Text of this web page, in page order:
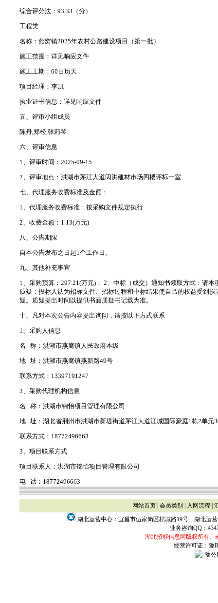
综合评分法：93.33（分）
工程类
名称：燕窝镇2025年农村公路建设项目（第一批）
施工范围：详见响应文件
施工工期：60日历天
项目经理：李凯
执业证书信息：详见响应文件
五、评审小组成员
陈丹,郑松,张莉琴
六、评审信息
1、评审时间：2025-09-15
2、评审地点：洪湖市茅江大道闵洪建材市场四楼评标一室
七、代理服务收费标准及金额：
1、代理服务收费标准：按采购文件规定执行
2、收费金额：1.13(万元)
八、公告期限
自本公告发布之日起1个工作日。
九、其他补充事宜
1、采购预算：297.21(万元)； 2、中标（成交）通知书领取方式：请
质疑：投标人认为招标文件、招标过程和中标结果使自己的权益受到
疑。质疑提出时间以提供书面质疑书记载为准。
十、凡对本次公告内容提出询问，请按以下方式联系
1、采购人信息
名 称：洪湖市燕窝镇人民政府本级
地 址：洪湖市燕窝镇燕新路49号
联系方式：13397191247
2、采购代理机构信息
名 称：洪湖市锦怡项目管理有限公司
地 址：湖北省荆州市洪湖市新堤街道茅江大道江城国际豪庭1栋2单元
联系方式：18772496663
3、项目联系方式
项目联系人：洪湖市锦怡项目管理有限公司
电 话：18772496663
网站首页| 会员类别 入网流程
湖北运营中心：宜昌市伍家岗区桔城路19号 湖北运
业务咨询QQ：
湖北招标信息网版权所有。
经营许可证：豫
豫公